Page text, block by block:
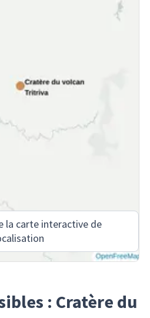
la carte interactive de
: Cratère du